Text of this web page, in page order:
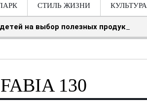
СТИЛЬ ЖИЗНИ КУЛЬТУРА
на выбор полезных продуктов
130